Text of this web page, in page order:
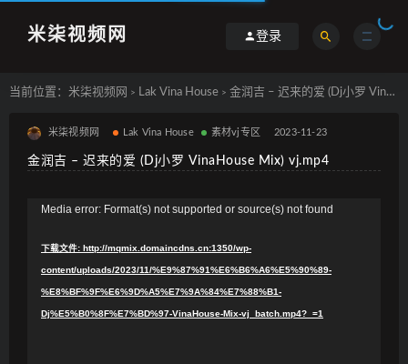
米柒视频网 登录
当前位置： 米柒视频网 > Lak Vina House > 金润吉 – 迟来的爱 (Dj小罗 VinaHouse Mix) vj.mp4
米柒视频网 Lak Vina House 素材vj专区 2023-11-23
金润吉 – 迟来的爱 (Dj小罗 VinaHouse Mix) vj.mp4
Media error: Format(s) not supported or source(s) not found
下载文件: http://mqmix.domaincdns.cn:1350/wp-
content/uploads/2023/11/%E9%87%91%E6%B6%A6%E5%90%89-
%E8%BF%9F%E6%9D%A5%E7%9A%84%E7%88%B1-
Dj%E5%B0%8F%E7%BD%97-VinaHouse-Mix-vj_batch.mp4?_=1